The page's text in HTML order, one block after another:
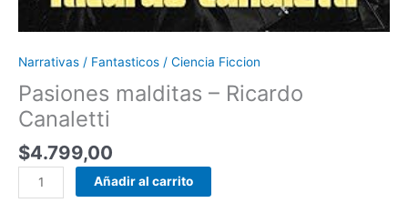
Narrativas / Fantasticos / Ciencia Ficcion
Pasiones malditas – Ricardo
Canaletti
$4.799,00
Añadir al carrito